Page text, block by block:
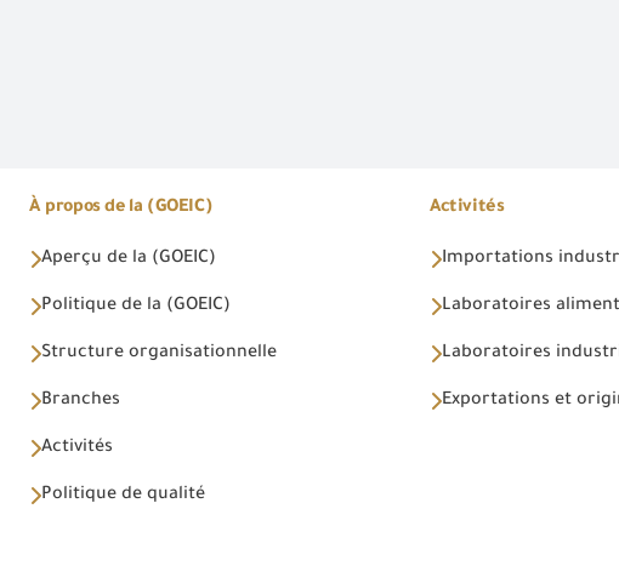
À propos de la (GOEIC)
Aperçu de la (GOEIC)
Politique de la (GOEIC)
Structure organisationnelle
Branches
Activités
Politique de qualité
Activités
Importations
Laboratoires
Laboratoires
Exportations et